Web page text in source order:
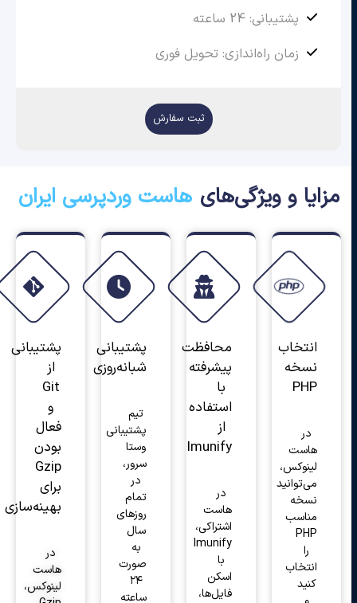
پشتیبانی: 24 ساعته
زمان راه‌اندازی: تحویل فوری
ثبت سفارش
مزایا و ویژگی‌های هاست وردپرسی ایران
انتخاب
نسخه
PHP
در
هاست
لینوکس،
می‌توانید
نسخه
مناسب
PHP
انتخاب
کنید
محافظت
پیشرفته
با
استفاده
از
Imunify
در
هاست
اشتراکی،
Imunify
با
اسکن
فایل‌ها،
پشتیبانی
شبانه‌روزی
تیم
پشتیبانی
وستا
سرور،
در
تمام
روزهای
سال
به
صورت
۲۴
ساعته
پشتیبانی
از
Git
فعال
بودن
Gzip
برای
بهینه‌سازی
در
هاست
لینوکس،